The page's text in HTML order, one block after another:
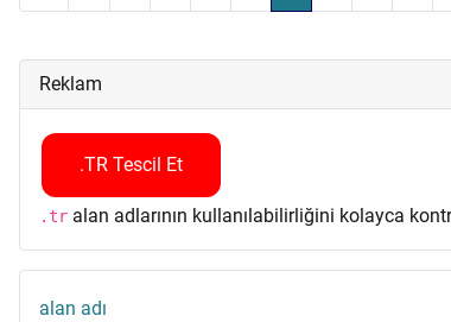
Reklam
.TR Tescil Et
.tr alan adlarının kullanılabilirliğini kolayca
alan adı